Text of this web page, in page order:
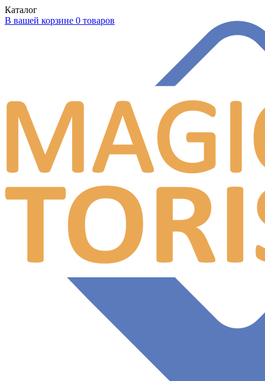
Каталог
В вашей корзине 0 товаров